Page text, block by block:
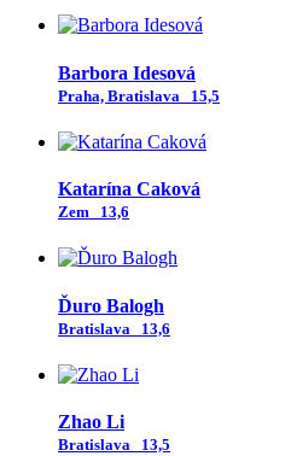
Barbora Idesová
Praha, Bratislava 15,5
Katarína Caková
Zem 13,6
Ďuro Balogh
Bratislava 13,6
Zhao Li
Bratislava 13,5